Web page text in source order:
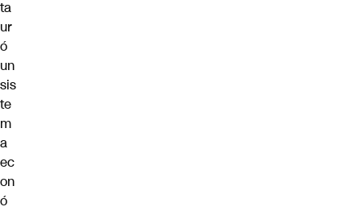
ta
ur
ó
un
sis
te
m
a
ec
on
ó